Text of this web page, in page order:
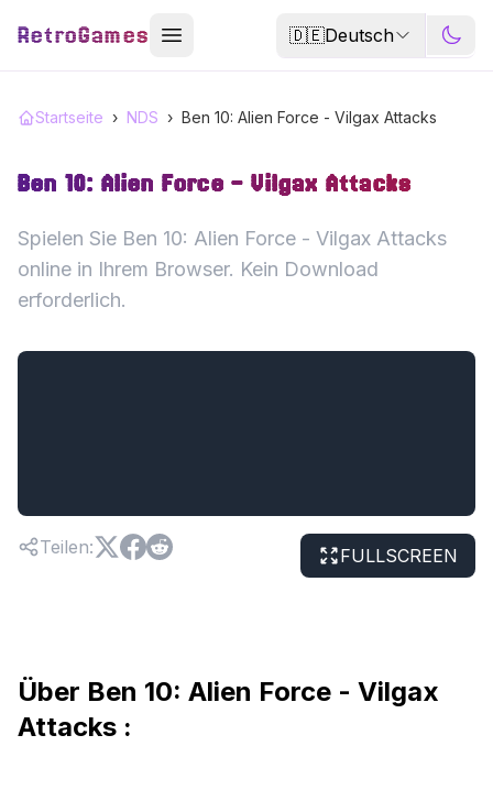
RetroGames 🇩🇪Deutsch
Startseite › NDS › Ben 10: Alien Force - Vilgax Attacks
Ben 10: Alien Force - Vilgax Attacks
Spielen Sie Ben 10: Alien Force - Vilgax Attacks
online in Ihrem Browser. Kein Download
erforderlich.
Teilen: FULLSCREEN
Über Ben 10: Alien Force - Vilgax
Attacks :